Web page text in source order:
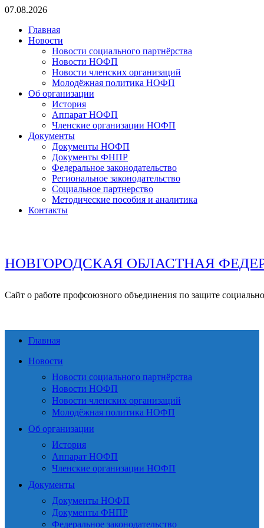
Перейти
содержимому
07.08.2026
Главная
Новости
Новости социального партнёрства
Новости НОФП
Новости членских организаций
Молодёжная политика НОФП
Об организации
История
Аппарат НОФП
Членские организации НОФП
Документы
Документы НОФП
Документы ФНПР
Федеральное законодательство
Региональное законодательство
Социальное партнерство
Методические пособия и аналитика
Контакты
НОВГОРОДСКАЯ ОБЛАСТНАЯ
Сайт о работе профсоюзного объединения по защите
Главная
Новости
Новости социального партнёрства
Новости НОФП
Новости членских организаций
Молодёжная политика НОФП
Об организации
История
Аппарат НОФП
Членские организации НОФП
Документы
Документы НОФП
Документы ФНПР
Федеральное законодательство